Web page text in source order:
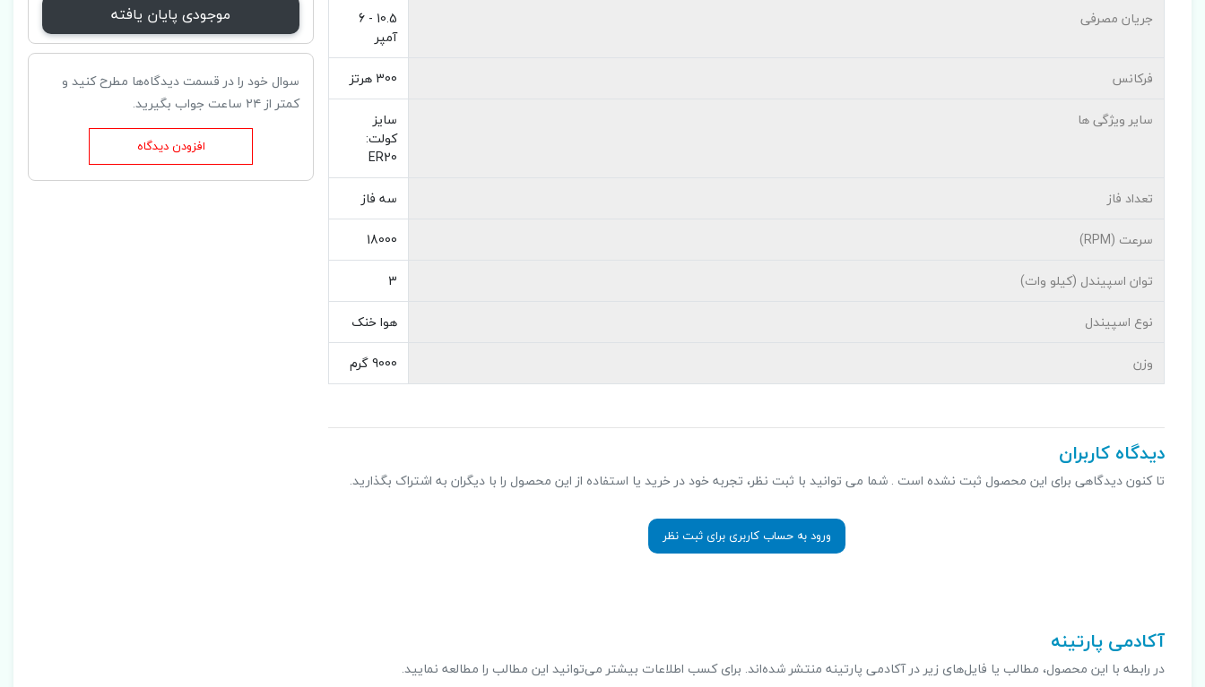
جریان مصرفی
10.5 - 6
آمپر
فرکانس
300 هرتز
سایر ویژگی ها
سایز
کولت:
ER20
تعداد فاز
سه فاز
سرعت (RPM)
18000
توان اسپیندل (کیلو وات)
3
نوع اسپیندل
هوا خنک
وزن
9000 گرم
دیدگاه کاربران
تا کنون دیدگاهی برای این محصول ثبت نشده است . شما می توانید با ثبت نظر، تجربه خود در خرید یا استفاده از این محصول را با دیگران به اشتراک بگذارید.
ورود به حساب کاربری برای ثبت نظر
آکادمی پارتینه
در رابطه با این محصول، مطالب یا فایل‌های زیر در آکادمی پارتینه منتشر شده‌اند. برای کسب اطلاعات بیشتر می‌توانید این مطالب را مطالعه نمایید.
موجودی پایان یافته
سوال خود را در قسمت دیدگاه‌ها مطرح کنید و
کمتر از ۲۴ ساعت جواب بگیرید.
افزودن دیدگاه